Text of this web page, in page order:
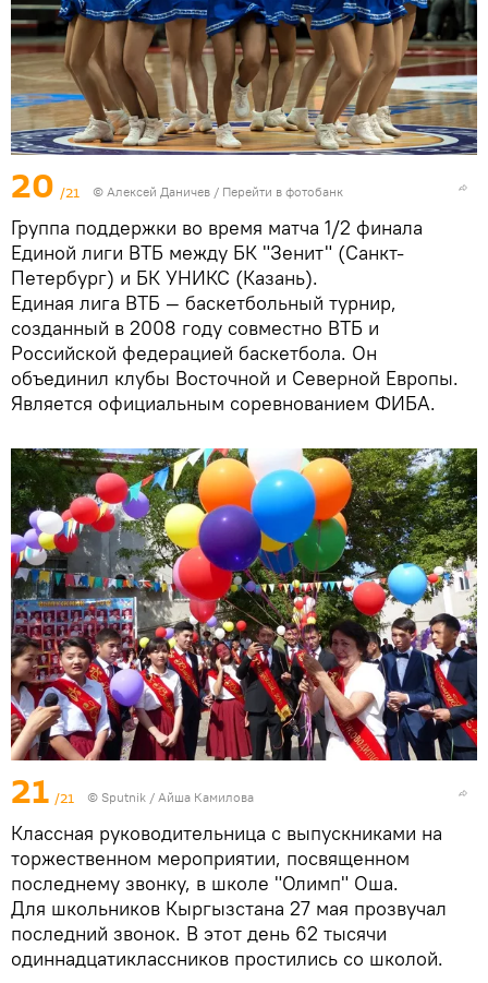
20 /21 © Алексей Даничев / Перейти в фотобанк
Группа поддержки во время матча 1/2 финала
Единой лиги ВТБ между БК "Зенит" (Санкт-
Петербург) и БК УНИКС (Казань).
Единая лига ВТБ — баскетбольный турнир,
созданный в 2008 году совместно ВТБ и
Российской федерацией баскетбола. Он
объединил клубы Восточной и Северной Европы.
Является официальным соревнованием ФИБА.
21 /21 © Sputnik / Айша Камилова
Классная руководительница с выпускниками на
торжественном мероприятии, посвященном
последнему звонку, в школе "Олимп" Оша.
Для школьников Кыргызстана 27 мая прозвучал
последний звонок. В этот день 62 тысячи
одиннадцатиклассников простились со школой.